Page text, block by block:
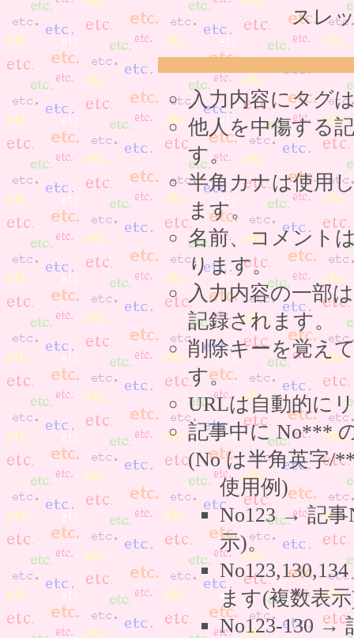
スレ
入力内容にタグ
他人を中傷する
す。
半角カナは使用
ます。
名前、コメント
ります。
入力内容の一部
記録されます。
削除キーを覚え
す。
URLは自動的に
記事中に No***
(No は半角英字/
使用例)
No123 → 記事
示)。
ます(複数表
No123-130 →